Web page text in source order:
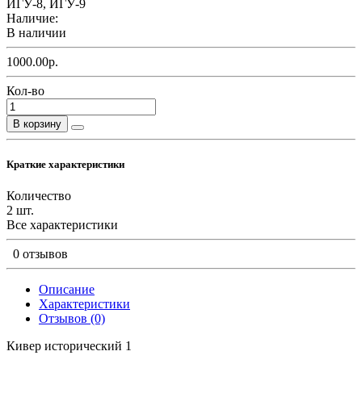
ИГУ-8, ИГУ-9
Наличие:
В наличии
1000.00р.
Кол-во
В корзину
Краткие характеристики
Количество
2 шт.
Все характеристики
0 отзывов
Описание
Характеристики
Отзывов (0)
Кивер исторический 1